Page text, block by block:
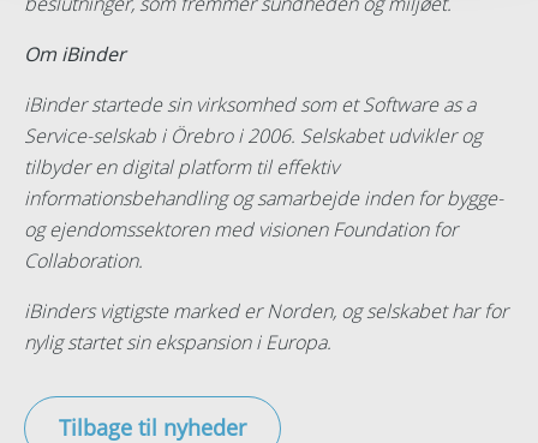
Om iBinder
iBinder startede sin virksomhed som et Software as a
Service-selskab i Örebro i 2006. Selskabet udvikler og
tilbyder en digital platform til effektiv
informationsbehandling og samarbejde inden for bygge-
og ejendomssektoren med visionen Foundation for
Collaboration.
iBinders vigtigste marked er Norden, og selskabet har for
nylig startet sin ekspansion i Europa.
Tilbage til nyheder